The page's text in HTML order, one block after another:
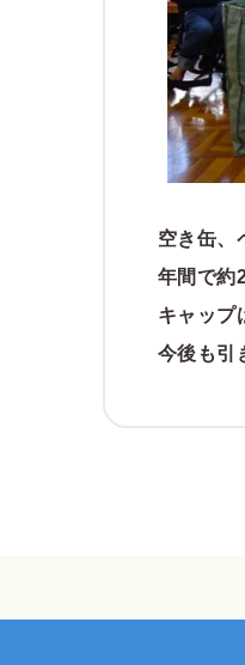
空き缶、
年間で約
キャップ
今後も引